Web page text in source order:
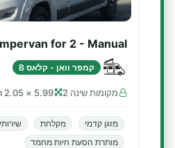
for 2 - Manual
קמפר וואן - קלאס B
מקומות שינה 2 5.99 × 2.05 m
מזגן קדמי מקלחת
מותרת הסעת חיות מחמד